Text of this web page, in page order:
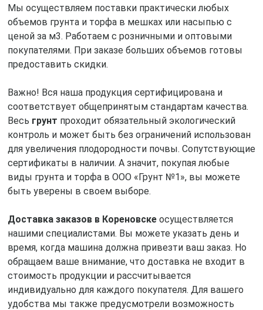
Мы осуществляем поставки практически любых
объемов грунта и торфа в мешках или насыпью с
ценой за м3. Работаем с розничными и оптовыми
покупателями. При заказе больших объемов готовы
предоставить скидки.
Важно! Вся наша продукция сертифицирована и
соответствует общепринятым стандартам качества.
Весь грунт проходит обязательный экологический
контроль и может быть без ограничений использован
для увеличения плодородности почвы. Сопутствующие
сертификаты в наличии. А значит, покупая любые
виды грунта и торфа в ООО «Грунт №1», вы можете
быть уверены в своем выборе.
Доставка заказов в Кореновскеосуществляется
нашими специалистами. Вы можете указать день и
время, когда машина должна привезти ваш заказ. Но
обращаем ваше внимание, что доставка не входит в
стоимость продукции и рассчитывается
индивидуально для каждого покупателя. Для вашего
удобства мы также предусмотрели возможность